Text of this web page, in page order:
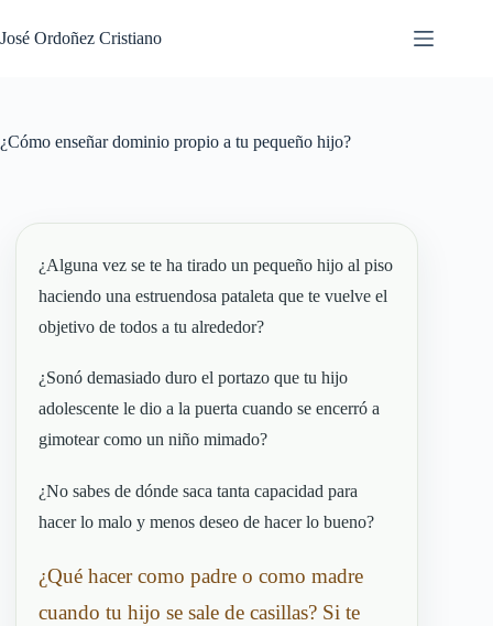
al
contenido
José Ordoñez Cristiano
¿Cómo enseñar dominio propio a tu pequeño hijo?
¿Alguna vez se te ha tirado un pequeño hijo al piso
haciendo una estruendosa pataleta que te vuelve el
objetivo de todos a tu alrededor?
¿Sonó demasiado duro el portazo que tu hijo
adolescente le dio a la puerta cuando se encerró a
gimotear como un niño mimado?
¿No sabes de dónde saca tanta capacidad para
hacer lo malo y menos deseo de hacer lo bueno?
¿Qué hacer como padre o como madre
cuando tu hijo se sale de casillas? Si te